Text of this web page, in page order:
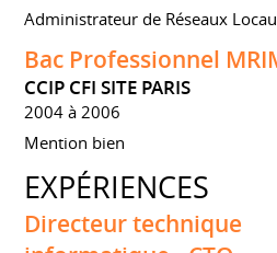
Administrateur de Réseaux
Bac Professionnel
CCIP CFI SITE PARIS
2004 à 2006
Mention bien
EXPÉRIENCES
Directeur technique